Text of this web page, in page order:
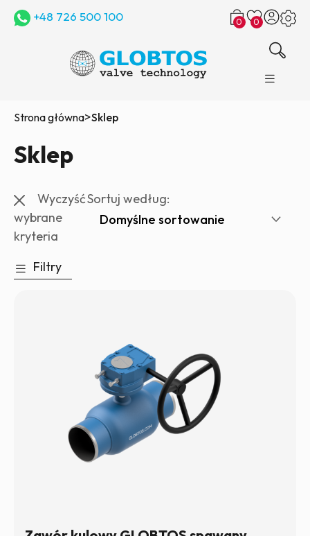
+48 726 500 100 0 0
Strona główna>Sklep
Sklep
Wyczyść
wybrane
kryteria
Sortuj według:
Filtry